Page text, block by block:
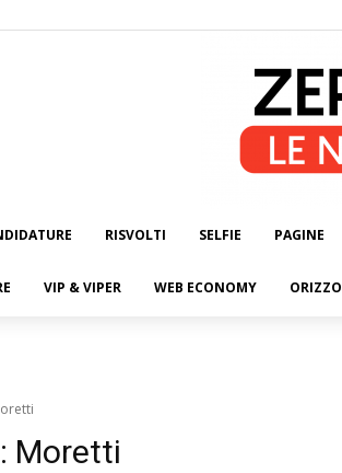
RISVOLTI SELFIE PAGINE
VIP & VIPER WEB ECONOMY
Moretti